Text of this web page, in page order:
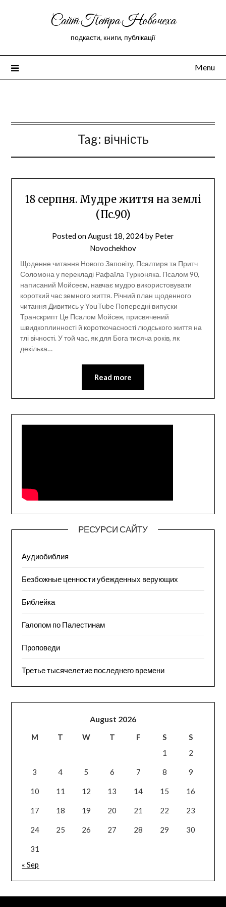
Сайт Петра Новочеха
подкасти, книги, публікації
Menu
Tag: вічність
18 серпня. Мудре життя на землі
(Пс.90)
Posted onAugust 18, 2024by Peter
Novochekhov
Щоденне читання Нового Заповіту, Псалтиря та Притч
Соломона у перекладі Рафаїла Турконяка. Псалом 90,
написаний Мойсеєм, навчає мудро використовувати
короткий час земного життя. Річний план щоденного
читання Дивитись у YouTube Попередні випуски
Транскрипт Це Псалом Мойсея, присвячений
швидкоплинності й короткочасності людського життя на
тлі вічності. У той час, як для Бога тисяча років, як
декілька…
Read more
РЕСУРСИ САЙТУ
Аудиобиблия
Безбожные ценности убежденных верующих
Библейка
Галопом по Палестинам
Проповеди
Третье тысячелетие последнего времени
August 2026
M T W T F S
S
1
2
3 4 5 6 7 8 9
10 11 12 13 14 15 16
17 18 19 20 21 22 23
24 25 26 27 28 29 30
31
« Sep